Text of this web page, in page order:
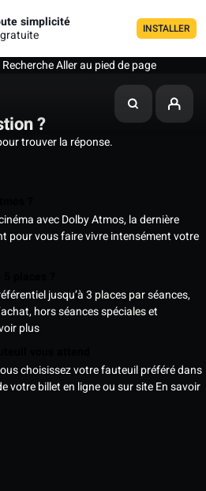
simplicité
INSTALLER
RechercheAller au pied de page
?
trouver la réponse.
avec Dolby Atmos, la dernière
pour vous faire vivre intensément votre
jusqu’à 3 places par séances,
hors séances spéciales et
plus
choisissez votre fauteuil préféré dans
votre billet en ligne ou sur siteEn savoir